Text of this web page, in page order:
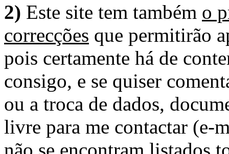
2) Este site tem também o
correcções que permitirão
pois certamente há de
consigo, e se quiser
ou a troca de dados,
livre para me contactar (e-
não se encontram listados